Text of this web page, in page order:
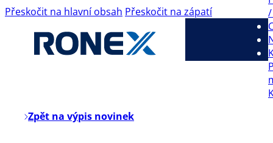
Přeskočit na hlavní obsah Přeskočit na zápatí
Zpět na výpis novinek